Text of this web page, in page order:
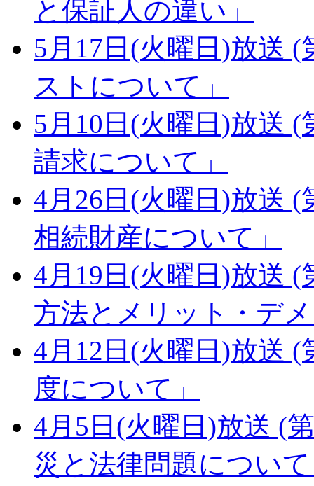
と保証人の違い」
5月17日(火曜日)放送 (
ストについて」
5月10日(火曜日)放送 (
請求について」
4月26日(火曜日)放送 (
相続財産について」
4月19日(火曜日)放送 (
方法とメリット・デ
4月12日(火曜日)放送 (
度について」
4月5日(火曜日)放送 (
災と法律問題につい